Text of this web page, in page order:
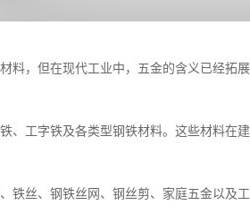
料，但在现代工业中，五金的含义已经拓
、工字铁及各类型钢铁材料。这些材料在
铁丝、钢铁丝网、钢丝剪、家庭五金以及